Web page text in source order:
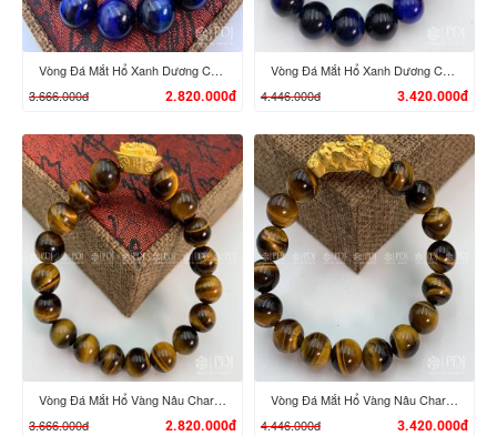
XEM CHI TIẾT
Vòng Đá Mắt Hổ Xanh Dương Charm Tỳ Hưu Cưỡi Đĩnh Vàng 24K
3.666.000đ
2.820.000đ
XEM CHI TIẾT
Vòng Đá Mắt Hổ Xanh Dương Charm Tỳ Hưu Cưỡi Gậy Như Ý Vàng 24K
4.446.000đ
3.420.000đ
Vòng Đá Mắt Hổ Vàng Nâu Charm Tỳ Hưu Cưỡi Đĩnh Vàng 24K
3.666.000đ
2.820.000đ
Vòng Đá Mắt Hổ Vàng Nâu Charm Tỳ Hưu Cưỡi Gậy Như Ý Vàng 24K
4.446.000đ
3.420.000đ